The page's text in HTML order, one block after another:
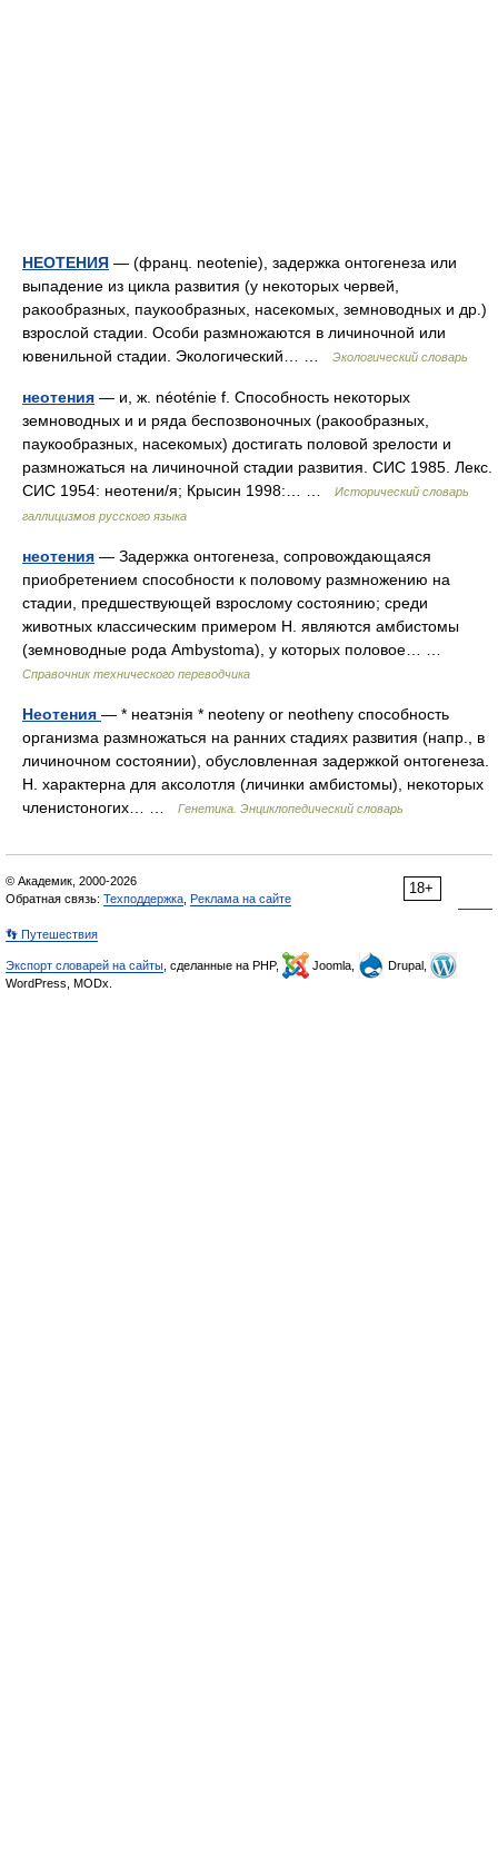
НЕОТЕНИЯ — (франц. neotenie), задержка онтогенеза или
выпадение из цикла развития (у некоторых червей,
ракообразных, паукообразных, насекомых, земноводных и др.)
взрослой стадии. Особи размножаются в личиночной или
ювенильной стадии. Экологический… …
Экологический словарь
неотения — и, ж. néoténie f. Способность некоторых
земноводных и и ряда беспозвоночных (ракообразных,
паукообразных, насекомых) достигать половой зрелости и
размножаться на личиночной стадии развития. СИС 1985. Лекс.
СИС 1954: неотени/я; Крысин 1998:… …
Исторический словарь
галлицизмов русского языка
неотения — Задержка онтогенеза, сопровождающаяся
приобретением способности к половому размножению на
стадии, предшествующей взрослому состоянию; среди
животных классическим примером Н. являются амбистомы
(земноводные рода Ambystoma), у которых половое… …
Справочник технического переводчика
Неотения — * неатэнія * neoteny or neotheny способность
организма размножаться на ранних стадиях развития (напр., в
личиночном состоянии), обусловленная задержкой онтогенеза.
Н. характерна для аксолотля (личинки амбистомы), некоторых
членистоногих… …
Генетика. Энциклопедический словарь
18+
© Академик, 2000-2026
Обратная связь: Техподдержка Реклама на сайте
👣 Путешествия
Экспорт словарей на сайты , сделанные на PHP, Joomla,
Drupal,
WordPress, MODx.